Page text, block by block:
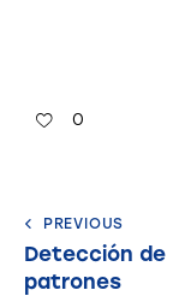
0
PREVIOUS
Detección de
patrones